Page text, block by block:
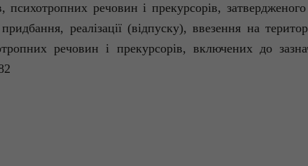
речовин і прекурсорів,
реалізації (відпуску), ввезення на
речовин і прекурсорів, включених до